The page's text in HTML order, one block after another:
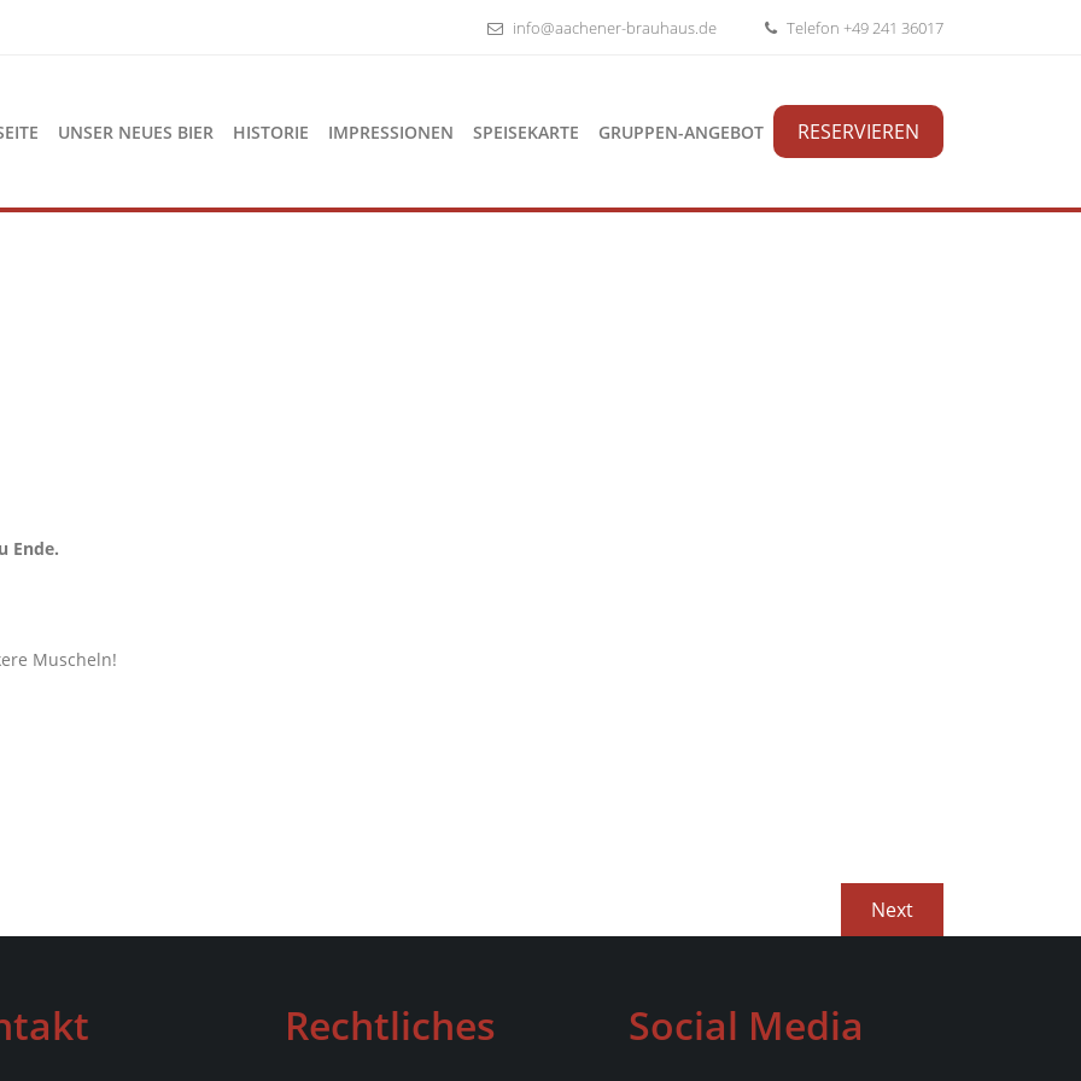
Telefon +49 241 36017
info@aachener-brauhaus.de
UNSER NEUES BIER HISTORIE IMPRESSIONEN SPEISEKARTE GRUPPEN-ANGEBOT RESERVIEREN
Ende.
Muscheln!
NextNext
post:
Rechtliches Social Media